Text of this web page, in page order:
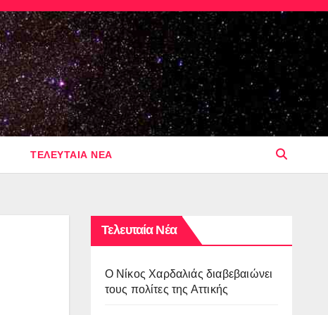
ΤΕΛΕΥΤΑΙΑ ΝΕΑ
Τελευταία Νέα
O Νίκος Χαρδαλιάς διαβεβαιώνει
τους πολίτες της Αττικής